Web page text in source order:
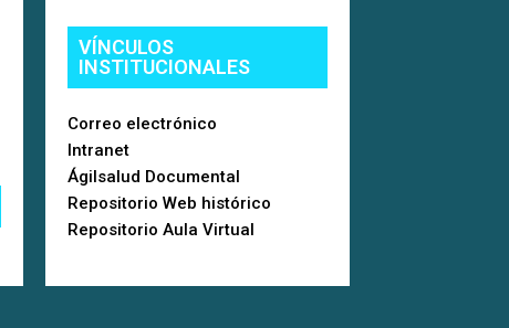
VÍNCULOS
INSTITUCIONALES
Correo electrónico
Intranet
Ágilsalud Documental
Repositorio Web histórico
Repositorio Aula Virtual